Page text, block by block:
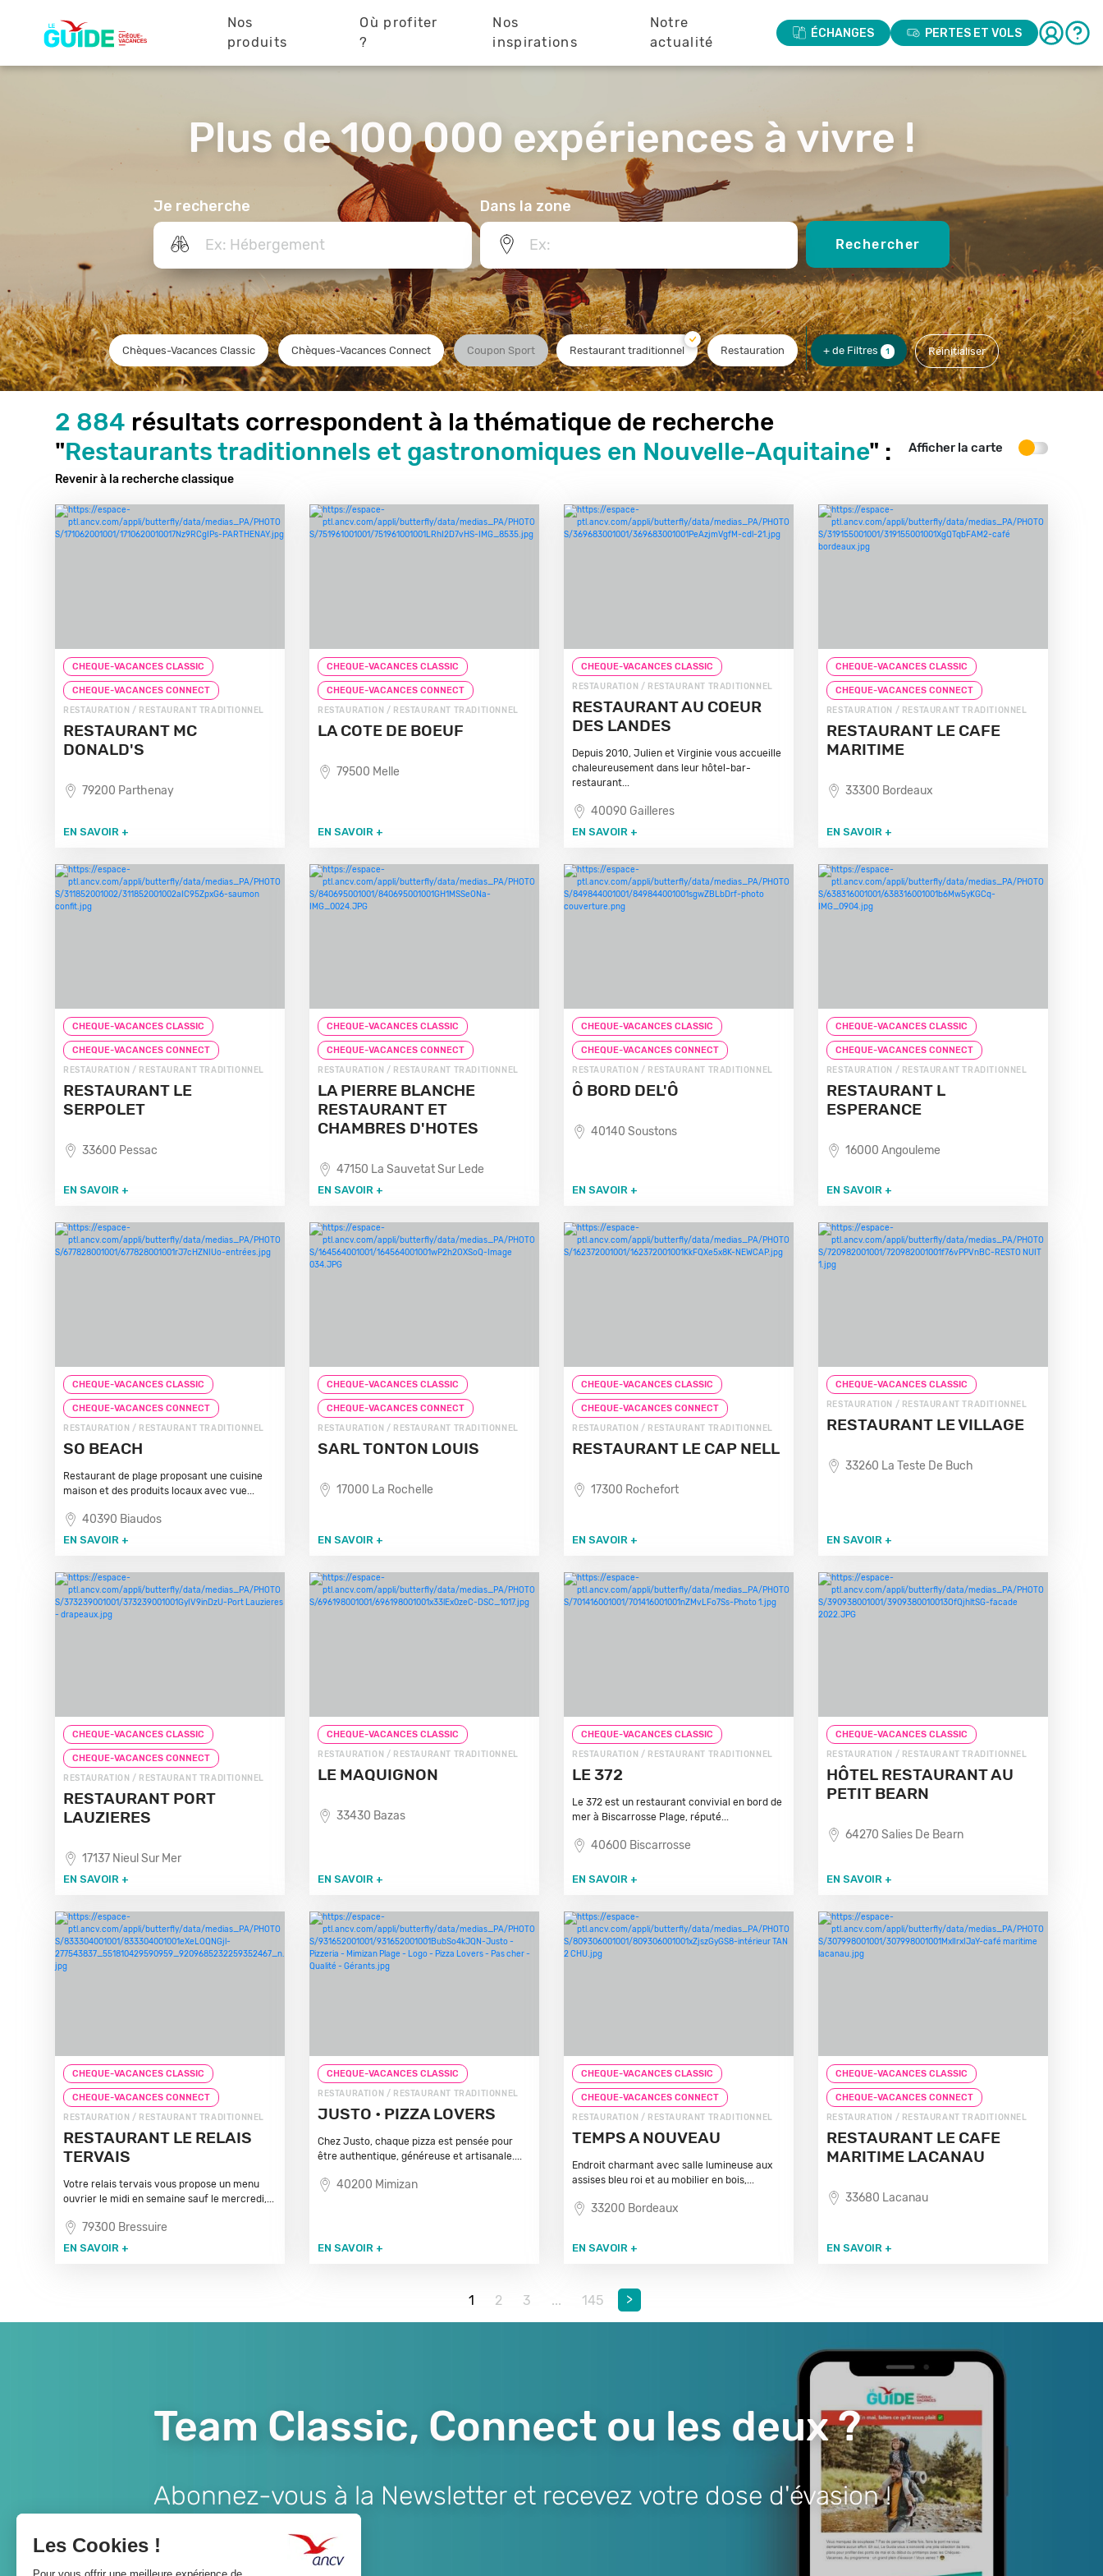
principale
Nos
produits
Où profiter
?
Nos
inspirations
Notre
actualité
ÉCHANGES PERTES ET VOLS
Plus de 100 000 expériences à vivre !
Je recherche Dans la zone
Rechercher
Chèques-Vacances Classic Chèques-Vacances Connect Coupon Sport Restaurant traditionnel Restauration + de Filtres 1 Réinitialiser
2 884 résultats correspondent à la thématique de recherche
"Restaurants traditionnels et gastronomiques en Nouvelle-Aquitaine" :
Revenir à la recherche classique
Afficher la carte
CHEQUE-VACANCES CLASSIC
CHEQUE-VACANCES CONNECT
RESTAURATION / RESTAURANT TRADITIONNEL
RESTAURANT MC
DONALD'S
79200 Parthenay
EN SAVOIR +
CHEQUE-VACANCES CLASSIC
CHEQUE-VACANCES CONNECT
RESTAURATION / RESTAURANT TRADITIONNEL
LA COTE DE BOEUF
79500 Melle
EN SAVOIR +
CHEQUE-VACANCES CLASSIC
RESTAURATION / RESTAURANT TRADITIONNEL
RESTAURANT AU COEUR
DES LANDES
Depuis 2010, Julien et Virginie vous accueille
chaleureusement dans leur hôtel-bar-
restaurant...
40090 Gailleres
EN SAVOIR +
CHEQUE-VACANCES CLASSIC
CHEQUE-VACANCES CONNECT
RESTAURATION / RESTAURANT TRADITIONNEL
RESTAURANT LE CAFE
MARITIME
33300 Bordeaux
EN SAVOIR +
CHEQUE-VACANCES CLASSIC
CHEQUE-VACANCES CONNECT
RESTAURATION / RESTAURANT TRADITIONNEL
RESTAURANT LE
SERPOLET
33600 Pessac
EN SAVOIR +
CHEQUE-VACANCES CLASSIC
CHEQUE-VACANCES CONNECT
RESTAURATION / RESTAURANT TRADITIONNEL
LA PIERRE BLANCHE
RESTAURANT ET
CHAMBRES D'HOTES
47150 La Sauvetat Sur Lede
EN SAVOIR +
CHEQUE-VACANCES CLASSIC
CHEQUE-VACANCES CONNECT
RESTAURATION / RESTAURANT TRADITIONNEL
Ô BORD DEL'Ô
40140 Soustons
EN SAVOIR +
CHEQUE-VACANCES CLASSIC
CHEQUE-VACANCES CONNECT
RESTAURATION / RESTAURANT TRADITIONNEL
RESTAURANT L
ESPERANCE
16000 Angouleme
EN SAVOIR +
CHEQUE-VACANCES CLASSIC
CHEQUE-VACANCES CONNECT
RESTAURATION / RESTAURANT TRADITIONNEL
SO BEACH
Restaurant de plage proposant une cuisine
maison et des produits locaux avec vue...
40390 Biaudos
EN SAVOIR +
CHEQUE-VACANCES CLASSIC
CHEQUE-VACANCES CONNECT
RESTAURATION / RESTAURANT TRADITIONNEL
SARL TONTON LOUIS
17000 La Rochelle
EN SAVOIR +
CHEQUE-VACANCES CLASSIC
CHEQUE-VACANCES CONNECT
RESTAURATION / RESTAURANT TRADITIONNEL
RESTAURANT LE CAP NELL
17300 Rochefort
EN SAVOIR +
CHEQUE-VACANCES CLASSIC
RESTAURATION / RESTAURANT TRADITIONNEL
RESTAURANT LE VILLAGE
33260 La Teste De Buch
EN SAVOIR +
CHEQUE-VACANCES CLASSIC
CHEQUE-VACANCES CONNECT
RESTAURATION / RESTAURANT TRADITIONNEL
RESTAURANT PORT
LAUZIERES
17137 Nieul Sur Mer
EN SAVOIR +
CHEQUE-VACANCES CLASSIC
RESTAURATION / RESTAURANT TRADITIONNEL
LE MAQUIGNON
33430 Bazas
EN SAVOIR +
CHEQUE-VACANCES CLASSIC
RESTAURATION / RESTAURANT TRADITIONNEL
LE 372
Le 372 est un restaurant convivial en bord de
mer à Biscarrosse Plage, réputé...
40600 Biscarrosse
EN SAVOIR +
CHEQUE-VACANCES CLASSIC
RESTAURATION / RESTAURANT TRADITIONNEL
HÔTEL RESTAURANT AU
PETIT BEARN
64270 Salies De Bearn
EN SAVOIR +
CHEQUE-VACANCES CLASSIC
CHEQUE-VACANCES CONNECT
RESTAURATION / RESTAURANT TRADITIONNEL
RESTAURANT LE RELAIS
TERVAIS
Votre relais tervais vous propose un menu
ouvrier le midi en semaine sauf le mercredi,...
79300 Bressuire
EN SAVOIR +
CHEQUE-VACANCES CLASSIC
RESTAURATION / RESTAURANT TRADITIONNEL
JUSTO • PIZZA LOVERS
Chez Justo, chaque pizza est pensée pour
être authentique, généreuse et artisanale....
40200 Mimizan
EN SAVOIR +
CHEQUE-VACANCES CLASSIC
CHEQUE-VACANCES CONNECT
RESTAURATION / RESTAURANT TRADITIONNEL
TEMPS A NOUVEAU
Endroit charmant avec salle lumineuse aux
assises bleu roi et au mobilier en bois,...
33200 Bordeaux
EN SAVOIR +
CHEQUE-VACANCES CLASSIC
CHEQUE-VACANCES CONNECT
RESTAURATION / RESTAURANT TRADITIONNEL
RESTAURANT LE CAFE
MARITIME LACANAU
33680 Lacanau
EN SAVOIR +
1 2 3 ... 145 >
Team Classic, Connect ou les deux ?
Abonnez-vous à la Newsletter et recevez votre dose d'évasion !